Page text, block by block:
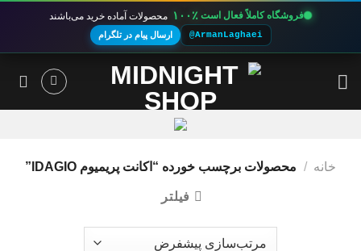
فروشگاه کاملاً فعال است ۱۰۰٪ محصولات آماده خرید می‌باشند
@ArmanLaghaei ارسال پیام در تلگرام
خانه / محصولات برچسب خورده “اکانت پریمیوم IDAGIO”
فیلتر